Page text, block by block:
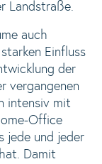
Landstraße.
auch
Einfluss
der
vergangenen
intensiv mit
Office
jede und jeder
Damit